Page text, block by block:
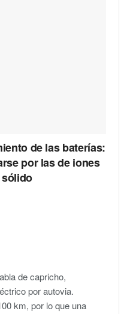
de las baterías:
por las de iones
de capricho,
por autovia.
km, por lo que una